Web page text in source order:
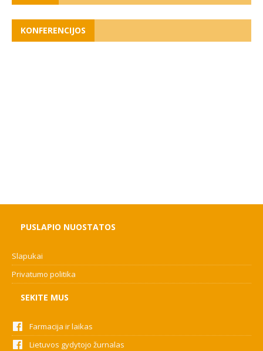
KONFERENCIJOS
PUSLAPIO NUOSTATOS
Slapukai
Privatumo politika
SEKITE MUS
Farmacija ir laikas
Lietuvos gydytojo žurnalas